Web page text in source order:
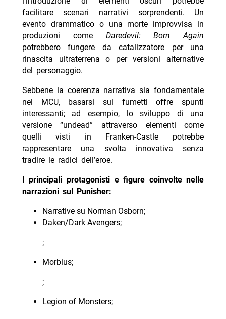
facilitare scenari narrativi sorprendenti. Un
evento drammatico o una morte improvvisa in
produzioni come Daredevil: Born Again
potrebbero fungere da catalizzatore per una
rinascita ultraterrena o per versioni alternative
del personaggio.
Sebbene la coerenza narrativa sia fondamentale
nel MCU, basarsi sui fumetti offre spunti
interessanti; ad esempio, lo sviluppo di una
versione “undead” attraverso elementi come
quelli visti in Franken-Castle potrebbe
rappresentare una svolta innovativa senza
tradire le radici dell’eroe.
I principali protagonisti e figure coinvolte nelle
narrazioni sul Punisher:
Narrative su Norman Osborn;
Daken/Dark Avengers;
;
Morbius;
;
Legion of Monsters;